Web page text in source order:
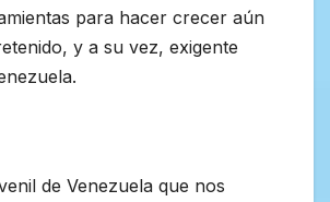
para hacer crecer aún
y a su vez, exigente
de Venezuela que nos